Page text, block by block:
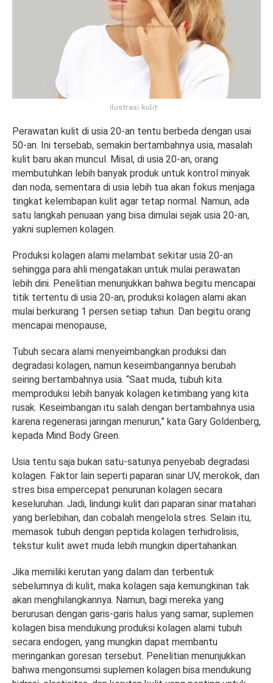
Ilustrasi kulit
Perawatan kulit di usia 20-an tentu berbeda dengan usai
50-an. Ini tersebab, semakin bertambahnya usia, masalah
kulit baru akan muncul. Misal, di usia 20-an, orang
membutuhkan lebih banyak produk untuk kontrol minyak
dan noda, sementara di usia lebih tua akan fokus menjaga
tingkat kelembapan kulit agar tetap normal. Namun, ada
satu langkah penuaan yang bisa dimulai sejak usia 20-an,
yakni suplemen kolagen.
Produksi kolagen alami melambat sekitar usia 20-an
sehingga para ahli mengatakan untuk mulai perawatan
lebih dini. Penelitian menunjukkan bahwa begitu mencapai
titik tertentu di usia 20-an, produksi kolagen alami akan
mulai berkurang 1 persen setiap tahun. Dan begitu orang
mencapai menopause,
Tubuh secara alami menyeimbangkan produksi dan
degradasi kolagen, namun keseimbangannya berubah
seiring bertambahnya usia. “Saat muda, tubuh kita
memproduksi lebih banyak kolagen ketimbang yang kita
rusak. Keseimbangan itu salah dengan bertambahnya usia
karena regenerasi jaringan menurun,” kata Gary Goldenberg,
kepada Mind Body Green.
Usia tentu saja bukan satu-satunya penyebab degradasi
kolagen. Faktor lain seperti paparan sinar UV, merokok, dan
stres bisa empercepat penurunan kolagen secara
keseluruhan. Jadi, lindungi kulit dari paparan sinar matahari
yang berlebihan, dan cobalah mengelola stres. Selain itu,
memasok tubuh dengan peptida kolagen terhidrolisis,
tekstur kulit awet muda lebih mungkin dipertahankan.
Jika memiliki kerutan yang dalam dan terbentuk
sebelumnya di kulit, maka kolagen saja kemungkinan tak
akan menghilangkannya. Namun, bagi mereka yang
berurusan dengan garis-garis halus yang samar, suplemen
kolagen bisa mendukung produksi kolagen alami tubuh
secara endogen, yang mungkin dapat membantu
meringankan goresan tersebut. Penelitian menunjukkan
bahwa mengonsumsi suplemen kolagen bisa mendukung